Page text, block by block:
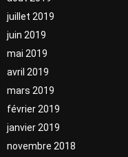
juillet 2019
juin 2019
mai 2019
avril 2019
mars 2019
février 2019
janvier 2019
novembre 2018